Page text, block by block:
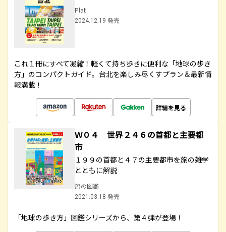
Plat
2024.12.19 発売
これ１冊にすべて凝縮！軽くて持ち歩きに便利な「地球の歩き
方」のコンパクトガイド。台北を楽しみ尽くすプラン＆最新情
報満載！
詳細を見る
Ｗ０４ 世界２４６の首都と主要都
市
１９９の首都と４７の主要都市を旅の雑学
とともに解説
旅の図鑑
2021.03.18 発売
「地球の歩き方」図鑑シリーズから、第４弾が登場！